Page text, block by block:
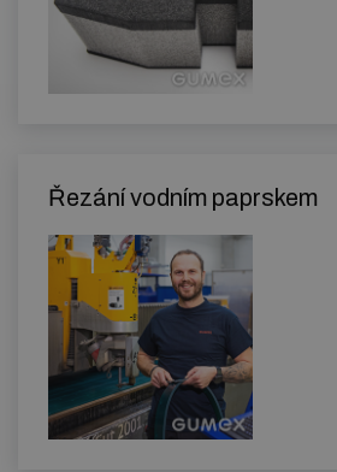
Řezání vodním paprskem